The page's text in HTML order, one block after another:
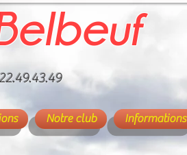
Notre club Informations